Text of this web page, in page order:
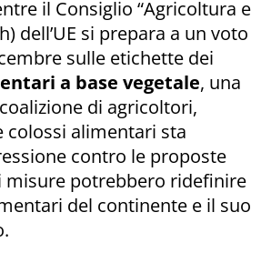
il Consiglio “Agricoltura e
dell’UE si prepara a un voto
sulle etichette dei
a base vegetale, una
di agricoltori,
colossi alimentari sta
contro le proposte
misure potrebbero ridefinire
del continente e il suo